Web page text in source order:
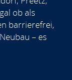
ob als
barrierefrei,
– es